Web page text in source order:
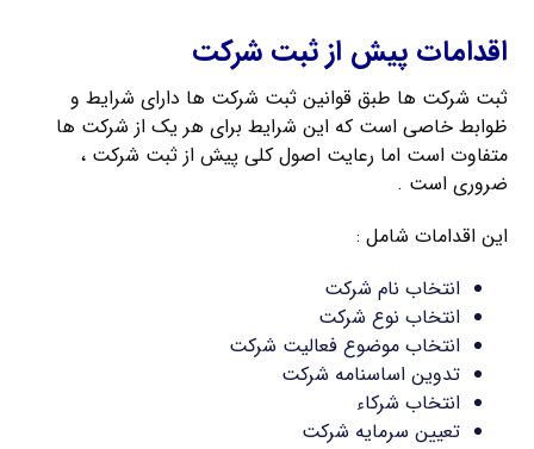
اقدامات پیش از ثبت شرکت
ثبت شرکت ها طبق قوانین ثبت شرکت ها دارای شرایط و
ظوابط خاصی است که این شرایط برای هر یک از شرکت ها
متفاوت است اما رعایت اصول کلی پیش از ثبت شرکت ،
ضروری است .
این اقدامات شامل :
انتخاب نام شرکت
انتخاب نوع شرکت
انتخاب موضوع فعالیت شرکت
تدوین اساسنامه شرکت
انتخاب شرکاء
تعیین سرمایه شرکت